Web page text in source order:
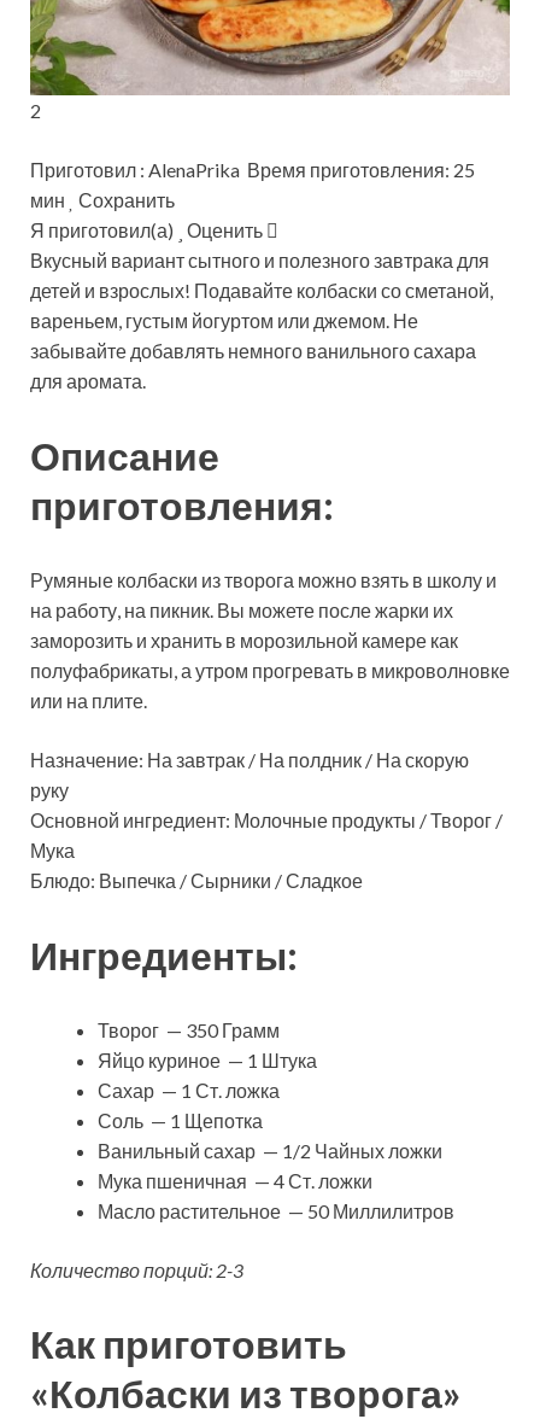
2
Приготовил : AlenaPrika Время приготовления: 25
мин
Сохранить
Я приготовил(а)
Оценить
Вкусный вариант сытного и полезного завтрака для
детей и взрослых! Подавайте колбаски со сметаной,
вареньем, густым йогуртом или джемом. Не
забывайте добавлять немного ванильного сахара
для аромата.
Описание
приготовления:
Румяные колбаски из творога можно взять в школу и
на работу, на пикник. Вы можете после жарки их
заморозить и хранить в морозильной камере как
полуфабрикаты, а утром прогревать в микроволновке
или на плите.
Назначение: На завтрак / На полдник / На скорую
руку
Основной ингредиент: Молочные продукты / Творог /
Мука
Блюдо: Выпечка / Сырники / Сладкое
Ингредиенты:
Творог — 350 Грамм
Яйцо куриное — 1 Штука
Сахар — 1 Ст. ложка
Соль — 1 Щепотка
Ванильный сахар — 1/2 Чайных ложки
Мука пшеничная — 4 Ст. ложки
Масло растительное — 50 Миллилитров
Количество порций: 2-3
Как приготовить
«Колбаски из творога»